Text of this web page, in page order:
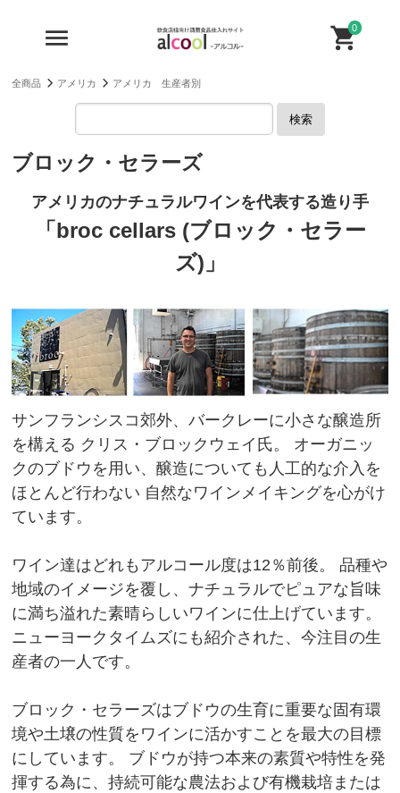
0
全商品 アメリカ アメリカ 生産者別
検索
ブロック・セラーズ
アメリカのナチュラルワインを代表する造り手
「broc cellars (ブロック・セラー
ズ)」
サンフランシスコ郊外、バークレーに小さな醸造所
を構える クリス・ブロックウェイ氏。 オーガニッ
クのブドウを用い、醸造についても人工的な介入を
ほとんど行わない 自然なワインメイキングを心がけ
ています。
ワイン達はどれもアルコール度は12％前後。 品種や
地域のイメージを覆し、ナチュラルでピュアな旨味
に満ち溢れた素晴らしいワインに仕上げています。
ニューヨークタイムズにも紹介された、今注目の生
産者の一人です。
ブロック・セラーズはブドウの生育に重要な固有環
境や土壌の性質をワインに活かすことを最大の目標
にしています。 ブドウが持つ本来の素質や特性を発
揮する為に、持続可能な農法および有機栽培または